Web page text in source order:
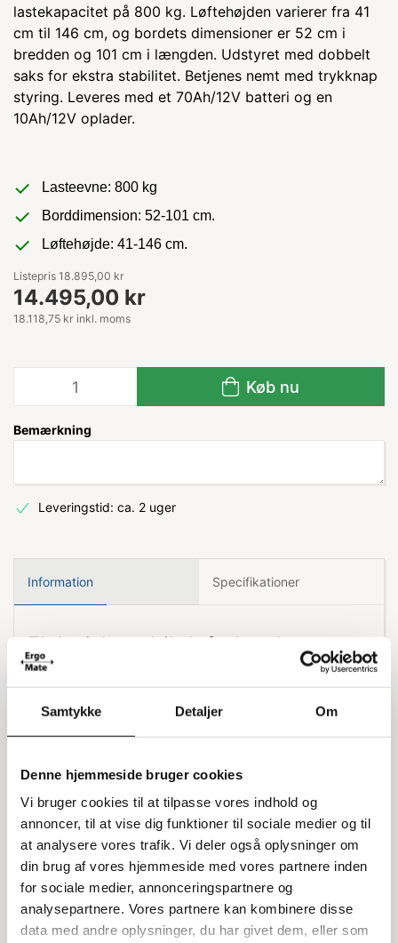
Samtykke Detaljer Om
Denne hjemmeside bruger cookies
Vi bruger cookies til at tilpasse vores indhold og
annoncer, til at vise dig funktioner til sociale medier og til
at analysere vores trafik. Vi deler også oplysninger om
din brug af vores hjemmeside med vores partnere inden
for sociale medier, annonceringspartnere og
analysepartnere. Vores partnere kan kombinere disse
data med andre oplysninger, du har givet dem, eller som
lastekapacitet på 800 kg. Løftehøjden varierer fra 41
cm til 146 cm, og bordets dimensioner er 52 cm i
bredden og 101 cm i længden. Udstyret med dobbelt
saks for ekstra stabilitet. Betjenes nemt med trykknap
styring. Leveres med et 70Ah/12V batteri og en
10Ah/12V oplader.
Lasteevne: 800 kg
Borddimension: 52-101 cm.
Løftehøjde: 41-146 cm.
Listepris 18.895,00 kr
14.495,00 kr
18.118,75 kr inkl. moms
Køb nu
Bemærkning
Leveringstid: ca. 2 uger
Information Specifikationer
Elektrisk mobilt løftebord
lavet i en robust kvalitet, hvilket gør det nemt og
smidigt at håndtere. Det har en lasteevne på 800
Bordet måler 52 cm i bredden og 101 cm i
udstyret med en dobbelt saks og styres med
trykknapper til løft og sænkning.
Effektiv pumpeenhed og batteri
Løftebordet er monteret med en europæisk
pumpeenhed (DC/700W) og vedligeholdelsesfrie